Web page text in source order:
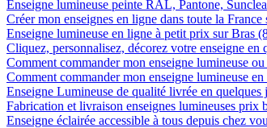
Enseigne lumineuse peinte RAL, Pantone,
Créer mon enseignes en ligne dans toute la
Enseigne lumineuse en ligne à petit prix sur Bras
Cliquez, personnalisez, décorez votre enseigne en
Comment commander mon enseigne lumineuse
Comment commander mon enseigne lumineuse
Enseigne Lumineuse de qualité livrée en
Fabrication et livraison enseignes lumineuses prix
Enseigne éclairée accessible à tous depuis chez